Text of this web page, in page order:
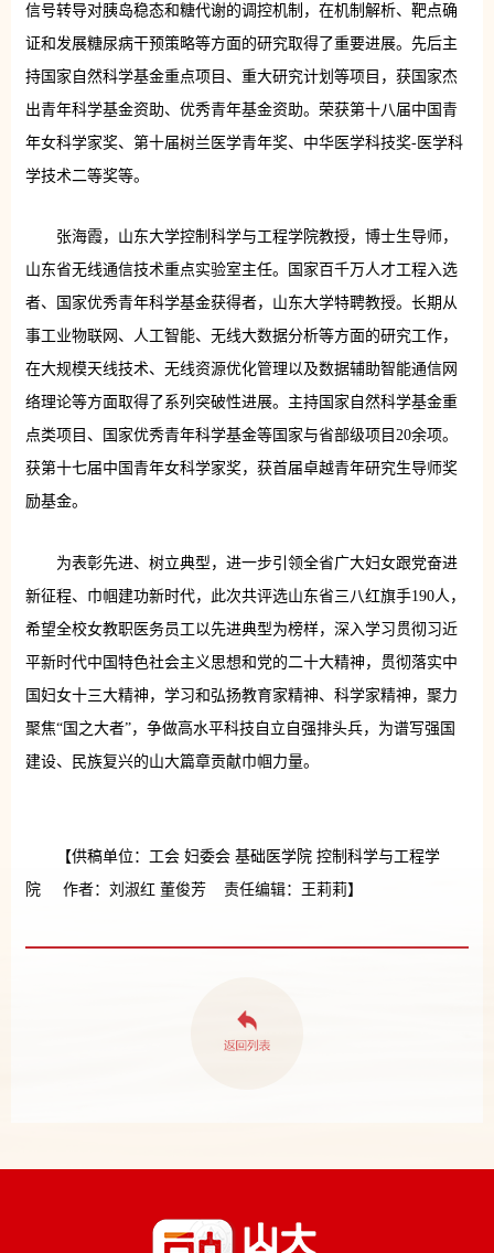
信号转导对胰岛稳态和糖代谢的调控机制，在机制解析、靶点确
证和发展糖尿病干预策略等方面的研究取得了重要进展。先后主
持国家自然科学基金重点项目、重大研究计划等项目，获国家杰
出青年科学基金资助、优秀青年基金资助。荣获第十八届中国青
年女科学家奖、第十届树兰医学青年奖、中华医学科技奖-医学科
学技术二等奖等。
张海霞，山东大学控制科学与工程学院教授，博士生导师，
山东省无线通信技术重点实验室主任。国家百千万人才工程入选
者、国家优秀青年科学基金获得者，山东大学特聘教授。长期从
事工业物联网、人工智能、无线大数据分析等方面的研究工作，
在大规模天线技术、无线资源优化管理以及数据辅助智能通信网
络理论等方面取得了系列突破性进展。主持国家自然科学基金重
点类项目、国家优秀青年科学基金等国家与省部级项目20余项。
获第十七届中国青年女科学家奖，获首届卓越青年研究生导师奖
励基金。
为表彰先进、树立典型，进一步引领全省广大妇女跟党奋进
新征程、巾帼建功新时代，此次共评选山东省三八红旗手190人，
希望全校女教职医务员工以先进典型为榜样，深入学习贯彻习近
平新时代中国特色社会主义思想和党的二十大精神，贯彻落实中
国妇女十三大精神，学习和弘扬教育家精神、科学家精神，聚力
聚焦“国之大者”，争做高水平科技自立自强排头兵，为谱写强国
建设、民族复兴的山大篇章贡献巾帼力量。
【供稿单位：工会 妇委会 基础医学院 控制科学与工程学
院 作者：刘淑红 董俊芳 责任编辑：王莉莉】